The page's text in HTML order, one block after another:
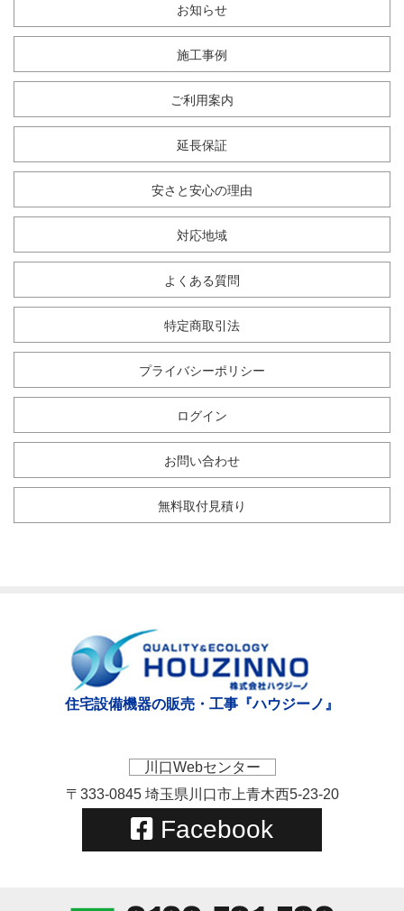
お知らせ
施工事例
ご利用案内
延長保証
安さと安心の理由
対応地域
よくある質問
特定商取引法
プライバシーポリシー
ログイン
お問い合わせ
無料取付見積り
住宅設備機器の販売・工事『ハウジーノ』
川口Webセンター
〒333-0845 埼玉県川口市上青木西5-23-20
Facebook